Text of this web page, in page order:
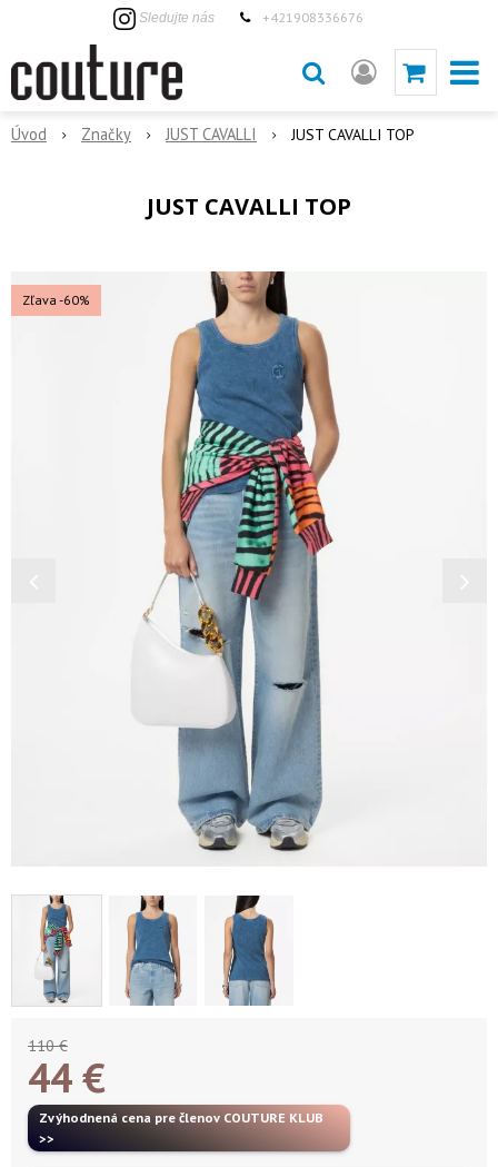
Sledujte nás +421908336676
Úvod Značky JUST CAVALLI JUST CAVALLI TOP
JUST CAVALLI TOP
Zľava -60%
110 €
44€
Zvýhodnená cena pre členov COUTURE KLUB
>>